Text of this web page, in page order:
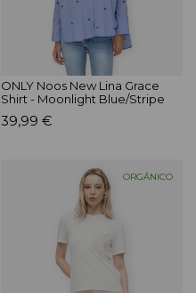
ONLY Noos New Lina Grace
Shirt - Moonlight Blue/Stripe
39,99 €
ORGÁNICO